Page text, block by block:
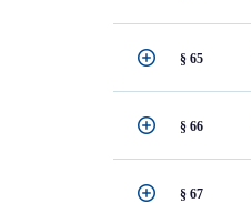
§ 65
§ 66
§ 67